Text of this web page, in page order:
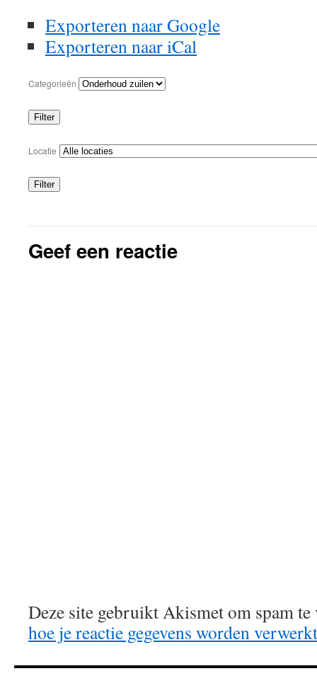
Exporteren naarGoogle
Exporteren naariCal
Categorieën
Filter
Categorieën
Locatie
Filter
Locaties
Geef een reactie
Deze site gebruikt Akismet om spam
hoe je reactie gegevens worden verwerkt